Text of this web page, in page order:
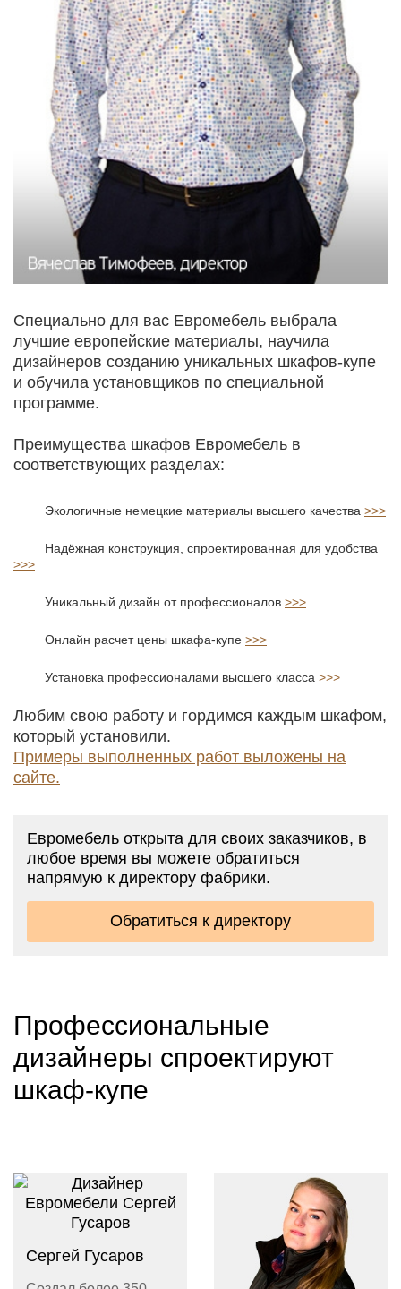
Специально для вас Евромебель выбрала
лучшие европейские материалы, научила
дизайнеров созданию уникальных шкафов-купе
и обучила установщиков по специальной
программе.
Преимущества шкафов Евромебель в
соответствующих разделах:
Экологичные немецкие материалы высшего качества >>>
Надёжная конструкция, спроектированная для удобства
>>>
Уникальный дизайн от профессионалов >>>
Онлайн расчет цены шкафа-купе >>>
Установка профессионалами высшего класса >>>
Любим свою работу и гордимся каждым шкафом,
который установили.
Примеры выполненных работ выложены на
сайте.
Евромебель открыта для своих заказчиков, в
любое время вы можете обратиться
напрямую к директору фабрики.
Обратиться к директору
Профессиональные
дизайнеры спроектируют
шкаф-купе
Сергей Гусаров